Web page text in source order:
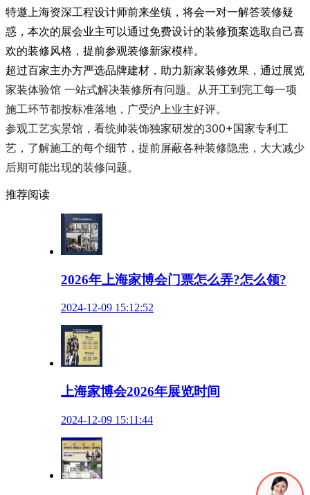
特邀上海资深工程设计师前来坐镇，将会一对一解答装修疑
惑，本次的展会业主可以通过免费设计的装修预案选取自己喜
欢的装修风格，提前参观装修新家模样。
超过百家主办方严选品牌建材，助力新家装修效果，通过展览
家装体验馆 一站式解决装修所有问题。从开工到完工每一项
施工环节都按标准落地，广受沪上业主好评。
参观工艺实景馆，看统帅装饰独家研发的300+国家专利工
艺，了解施工的每个细节，提前屏蔽各种装修隐患，大大减少
后期可能出现的装修问题。
推荐阅读
2026年上海家博会门票怎么弄?怎么领?
2024-12-09 15:12:52
上海家博会2026年展览时间
2024-12-09 15:11:44